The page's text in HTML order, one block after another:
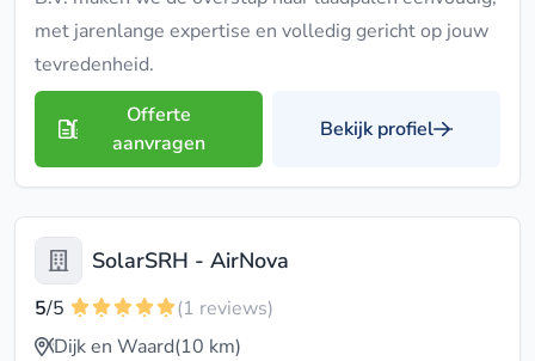
met jarenlange expertise en volledig gericht op jouw
tevredenheid.
Offerte
aanvragen
Bekijk profiel
SolarSRH - AirNova
5/5
(1 reviews)
Dijk en Waard(10 km)